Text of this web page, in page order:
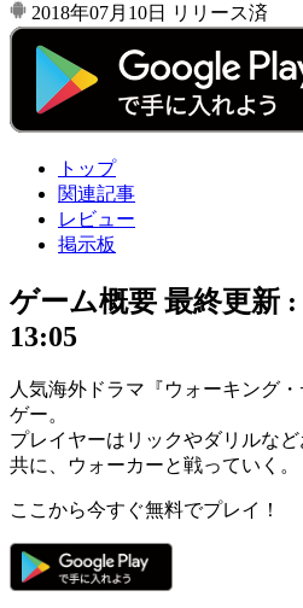
2018年07月10日
リリース済
トップ
関連記事
レビュー
掲示板
ゲーム概要 最終更新 :
13:05
人気海外ドラマ 『ウォーキング・
ゲー。
プレイヤーは リックやダリルな
共に、
ウォーカーと戦っていく。
ここから今すぐ無料でプレイ！